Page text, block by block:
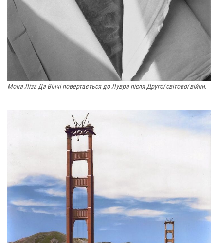
Мона Ліза Да Вінчі повертається до Лувра після Другої світової війни.